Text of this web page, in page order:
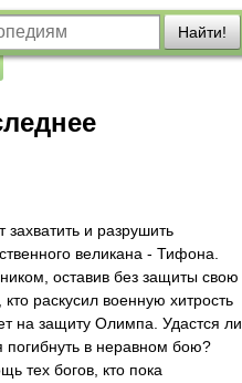
Найти!
и разрушить
великана - Тифона.
оставив без защиты свою
раскусил военную хитрость
на защиту Олимпа. Удастся ли
погибнуть в неравном бою?
тех богов, кто пока